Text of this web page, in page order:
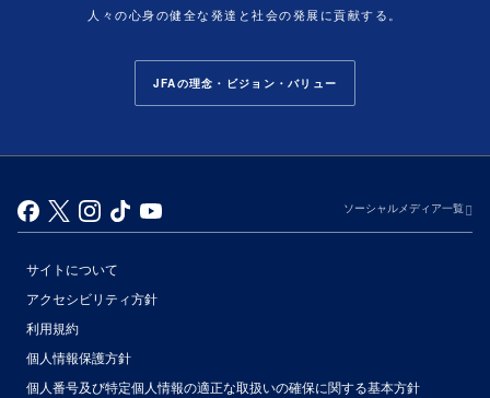
人々の心身の健全な発達と社会の発展に貢献する。
JFAの理念・ビジョン・バリュー
ソーシャルメディア一覧
サイトについて
アクセシビリティ方針
利用規約
個人情報保護方針
個人番号及び特定個人情報の適正な取扱いの確保に関する基本方針